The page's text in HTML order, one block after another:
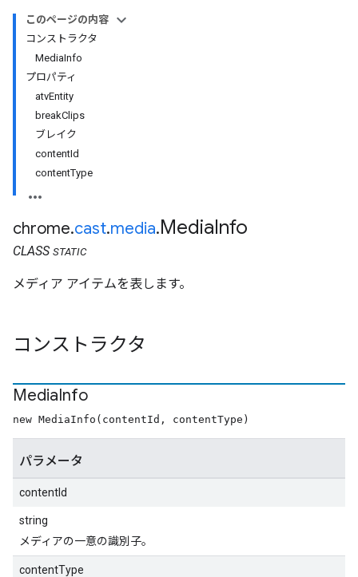
このページの内容
コンストラクタ
MediaInfo
プロパティ
atvEntity
breakClips
ブレイク
contentId
contentType
chrome.cast.media.MediaInfo
CLASS STATIC
メディア アイテムを表します。
コンストラクタ
MediaInfo
new MediaInfo(contentId, contentType)
パラメータ
contentId
string
メディアの一意の識別子。
contentType